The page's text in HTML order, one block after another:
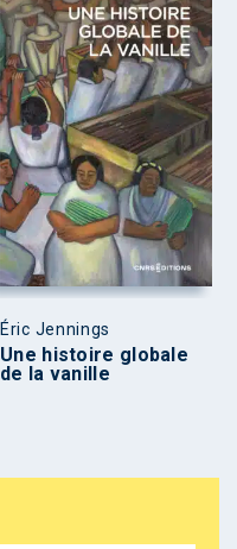
Éric Jennings
Une histoire globale
de la vanille